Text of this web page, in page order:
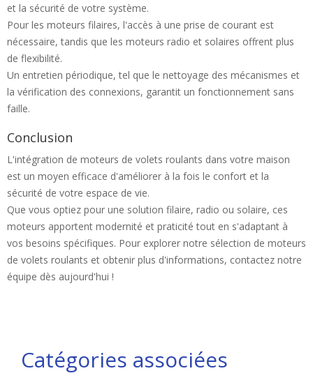
et la sécurité de votre système.
Pour les moteurs filaires, l'accès à une prise de courant est
nécessaire, tandis que les moteurs radio et solaires offrent plus
de flexibilité.
Un entretien périodique, tel que le nettoyage des mécanismes et
la vérification des connexions, garantit un fonctionnement sans
faille.
Conclusion
L'intégration de moteurs de volets roulants dans votre maison
est un moyen efficace d'améliorer à la fois le confort et la
sécurité de votre espace de vie.
Que vous optiez pour une solution filaire, radio ou solaire, ces
moteurs apportent modernité et praticité tout en s'adaptant à
vos besoins spécifiques. Pour explorer notre sélection de moteurs
de volets roulants et obtenir plus d'informations, contactez notre
équipe dès aujourd'hui !
Catégories associées